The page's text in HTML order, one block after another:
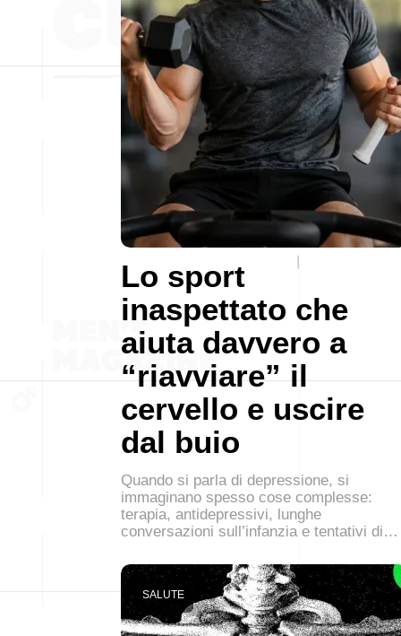
Lo sport
inaspettato che
aiuta davvero a
“riavviare” il
cervello e uscire
dal buio
Quando si parla di depressione, si
immaginano spesso cose complesse:
terapia, antidepressivi, lunghe
conversazioni sull’infanzia e tentativi di…
SALUTE